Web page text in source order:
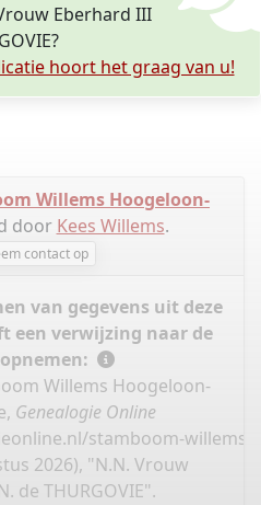
Eberhard III
hoort het graag van u!
Willems Hoogeloon-
door Kees Willems.
contact op
van gegevens uit deze
een verwijzing naar de
Willems Hoogeloon-
Genealogie Online
stamboom-willems-
2026), "N.N. Vrouw
de THURGOVIE".